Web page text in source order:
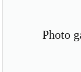
Photo